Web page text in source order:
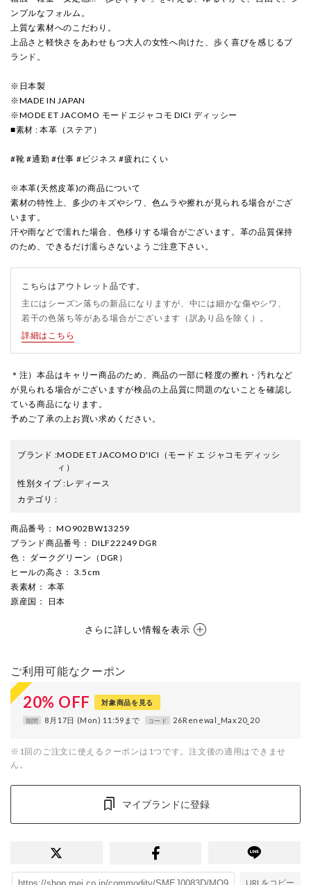
ンプルなフォルム。
上質な素材へのこだわり。
上品さと軽快さをあわせもつ大人の女性へ向けた、歩く喜びを感じるブ
ランド。
※日本製
※MADE IN JAPAN
※MODE ET JACOMO モードエジャコモ DICI ディッシー
■素材 : 本革（ステア）
#靴 #通勤 #仕事 #ビジネス #疲れにくい
※本革(天然皮革)の商品について
素材の特性上、多少のキズやシワ、色ムラや擦れが見られる場合がござ
います。
汗や雨などで濡れた場合、色移りする場合がございます。革の品質保持
のため、できるだけ濡らさないようご注意下さい。
こちらはアウトレット品です。
主にはシーズン落ちの新品になりますが、中には細かな傷やシワ、
若干の色落ち等がある場合がございます（訳あり品を除く）。
詳細はこちら
＊注）本品はキャリー商品のため、商品の一部に軽度の擦れ・汚れなど
が見られる場合がございますが検品の上品質に問題のないことを確認し
ている商品になります。
予めご了承の上お買い求めください。
ブランド :MODE ET JACOMO D'ICI （モード エ ジャコモ ディッシ
ィ）
性別タイプ:レディース
カテゴリ :
商品番号 ： MO902BW13259
ブランド商品番号 ： DILF22249 DGR
色 ： ダークグリーン（DGR）
ヒールの高さ ： 3.5cm
表素材 ： 本革
原産国 ： 日本
さらに詳しい情報を表示
ご利用可能なクーポン
20% OFF 対象商品を見る
期間 8月17日 (Mon) 11:59まで コード 26Renewal_Max20_20
※1回のご注文に使えるクーポンは1つです。注文後の適用はできませ
ん。
マイブランドに登録
URLをコピー